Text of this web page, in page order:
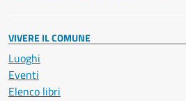
VIVERE IL COMUNE
Luoghi
Eventi
Elenco libri